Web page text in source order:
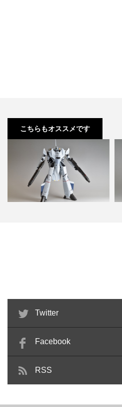
こちらもオススメです
Twitter
Facebook
RSS